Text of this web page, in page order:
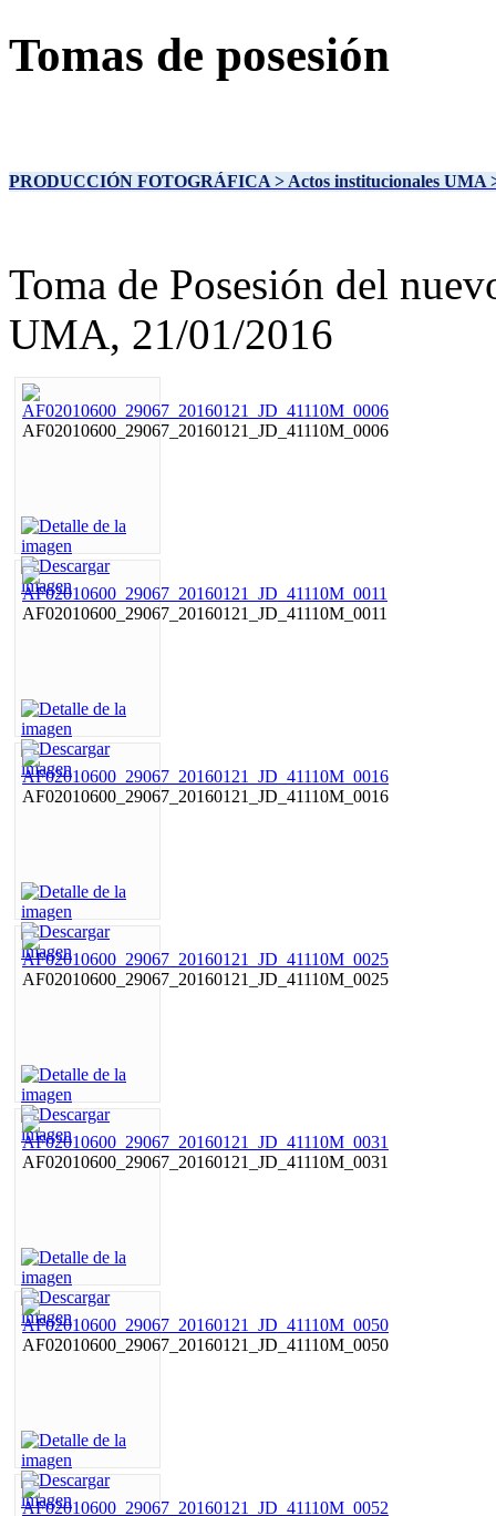
Tomas de posesión
PRODUCCIÓN FOTOGRÁFICA > Actos institucionales UMA
Toma de Posesión del
UMA, 21/01/2016
AF02010600_29067_20160121_JD_41110M_0006
AF02010600_29067_20160121_JD_41110M_0011
AF02010600_29067_20160121_JD_41110M_0016
AF02010600_29067_20160121_JD_41110M_0025
AF02010600_29067_20160121_JD_41110M_0031
AF02010600_29067_20160121_JD_41110M_0050